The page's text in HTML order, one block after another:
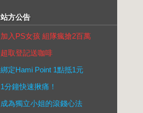
站方公告
加入PS女孩 組隊瘋搶2百萬
超取登記送咖啡
綁定Hami Point 1點抵1元
1分鐘快速揪痛！
成為獨立小姐的滾錢心法